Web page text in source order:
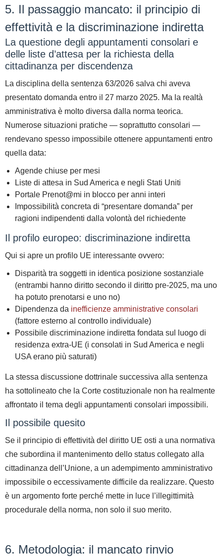
5. Il passaggio mancato: il principio di
effettività e la discriminazione indiretta
La questione degli appuntamenti consolari e
delle liste d’attesa per la richiesta della
cittadinanza per discendenza
La disciplina della sentenza 63/2026 salva chi aveva
presentato domanda entro il 27 marzo 2025. Ma la realtà
amministrativa è molto diversa dalla norma teorica.
Numerose situazioni pratiche — soprattutto consolari —
rendevano spesso impossibile ottenere appuntamenti entro
quella data:
Agende chiuse per mesi
Liste di attesa in Sud America e negli Stati Uniti
Portale Prenot@mi in blocco per anni interi
Impossibilità concreta di “presentare domanda” per
ragioni indipendenti dalla volontà del richiedente
Il profilo europeo: discriminazione indiretta
Qui si apre un profilo UE interessante ovvero:
Disparità tra soggetti in identica posizione sostanziale
(entrambi hanno diritto secondo il diritto pre-2025, ma uno
ha potuto prenotarsi e uno no)
Dipendenza da inefficienze amministrative consolari
(fattore esterno al controllo individuale)
Possibile discriminazione indiretta fondata sul luogo di
residenza extra-UE (i consolati in Sud America e negli
USA erano più saturati)
La stessa discussione dottrinale successiva alla sentenza
ha sottolineato che la Corte costituzionale non ha realmente
affrontato il tema degli appuntamenti consolari impossibili.
Il possibile quesito
Se il principio di effettività del diritto UE osti a una normativa
che subordina il mantenimento dello status collegato alla
cittadinanza dell’Unione, a un adempimento amministrativo
impossibile o eccessivamente difficile da realizzare. Questo
è un argomento forte perché mette in luce l’illegittimità
procedurale della norma, non solo il suo merito.
6. Metodologia: il mancato rinvio